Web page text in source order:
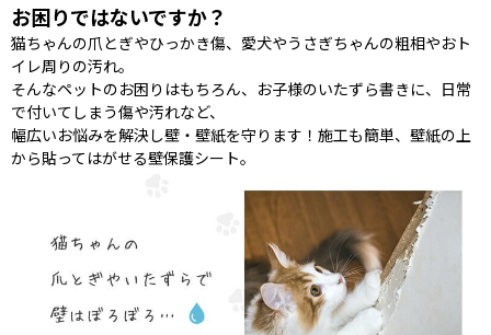
お困りではないですか？
猫ちゃんの爪とぎやひっかき傷、愛犬やうさぎちゃんの粗相やおト
イレ周りの汚れ。
そんなペットのお困りはもちろん、お子様のいたずら書きに、日常
で付いてしまう傷や汚れなど、
幅広いお悩みを解決し壁・壁紙を守ります！施工も簡単、壁紙の上
から貼ってはがせる壁保護シート。